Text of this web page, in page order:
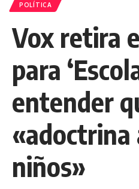
POLÍTICA
Vox retira
para
entender
«adoctrina
niños»